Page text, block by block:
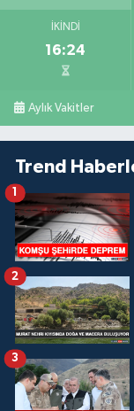
İKINDI
16:24
Aylık Vakitler
Trend
2
3